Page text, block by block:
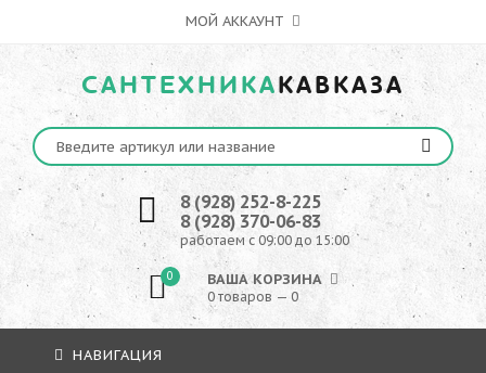
МОЙ АККАУНТ
САНТЕХНИКАКАВКАЗА
8 (928) 252-8-225
8 (928) 370-06-83
работаем с 09:00 до 15:00
0 ВАША КОРЗИНА
0 товаров — 0
НАВИГАЦИЯ